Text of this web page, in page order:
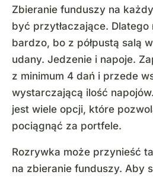
Zbieranie funduszy na
być przytłaczające.
bardzo, bo z półpustą salą
udany. Jedzenie i napoje.
z minimum 4 dań i przede
wystarczającą ilość
jest wiele opcji, które
pociągnąć za portfele.
Rozrywka może przynieść
na zbieranie funduszy. Aby